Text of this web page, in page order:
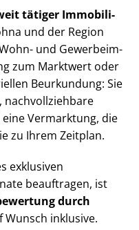
tätiger Im­mo­bi­li­
und der Region
und Ge­wer­be­im­
zum Marktwert oder
Beurkundung: Sie
nach­voll­zieh­ba­re
Vermarktung, die
zu Ihrem Zeitplan.
exklusiven
beauftragen, ist
durch
Wunsch inklusive.